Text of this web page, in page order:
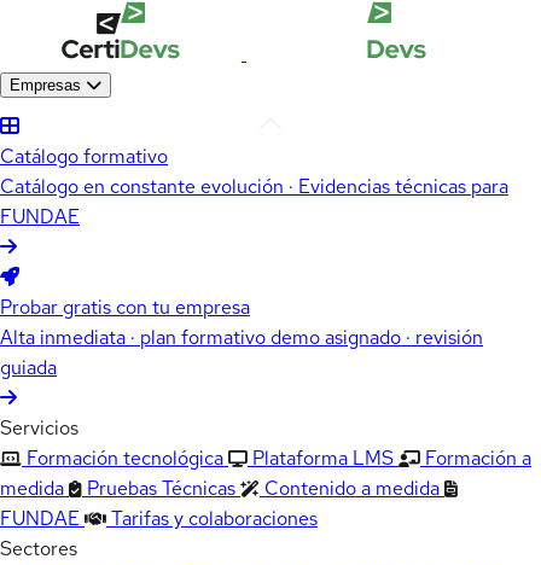
Empresas
Catálogo formativo
Catálogo en constante evolución · Evidencias técnicas para
FUNDAE
Probar gratis con tu empresa
Alta inmediata · plan formativo demo asignado · revisión
guiada
Servicios
Formación tecnológica
Plataforma LMS
Formación a
medida
Pruebas Técnicas
Contenido a medida
FUNDAE
Tarifas y colaboraciones
Sectores